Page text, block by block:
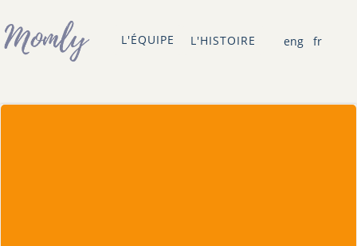
content
L'ÉQUIPE L'HISTOIRE eng fr